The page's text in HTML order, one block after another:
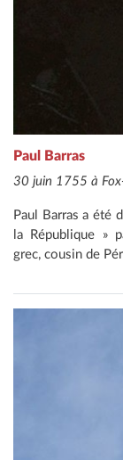
Paul Barras
30 juin 1755 à
Paul Barras a été
la République »
grec, cousin de